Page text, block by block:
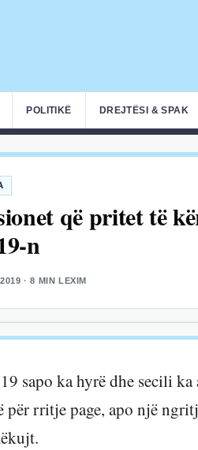
POLITIKË DREJTËSI & SPAK
që pritet të
n
· 8 MIN LEXIM
sapo ka hyrë dhe secili ka
për rritje page, apo një